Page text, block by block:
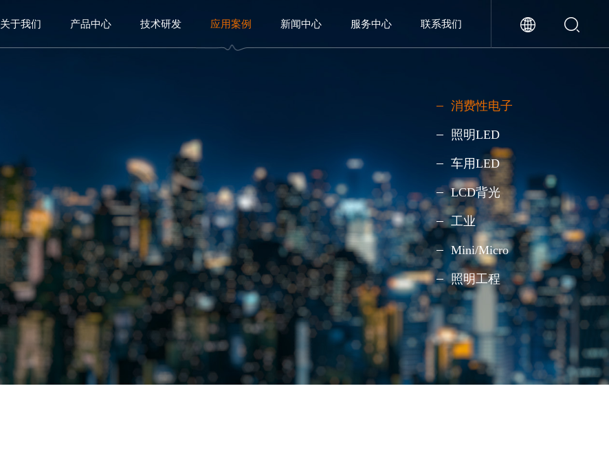
关于我们 产品中心 技术研发 应用案例 新闻中心 服务中心 联系我们
消费性电子
照明LED
车用LED
LCD背光
工业
Mini/Micro
照明工程